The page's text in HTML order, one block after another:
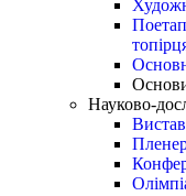
Науково-